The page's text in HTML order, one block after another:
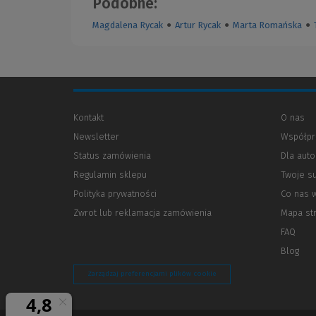
Magdalena Rycak ● Artur Rycak ● Marta Romańska ●
Kontakt
Newsletter
Status zamówienia
Regulamin sklepu
Polityka prywatności
innej
Zwrot lub reklamacja zamówienia
O nas
Dla
Twoje
Co nas
Mapa
FAQ
Blog
Zarządzaj preferencjami plików cookie